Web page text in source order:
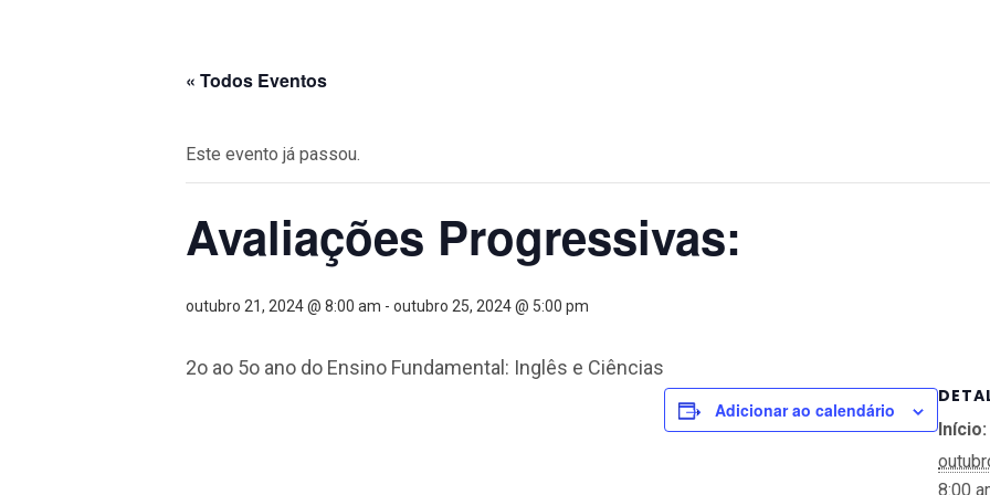
« Todos Eventos
Este evento já passou.
Avaliações Progressivas:
outubro 21, 2024 @ 8:00 am - outubro 25, 2024 @ 5:00 pm
2o ao 5o ano do Ensino Fundamental: Inglês e Ciências
Adicionar ao calendário
Início:
8:00